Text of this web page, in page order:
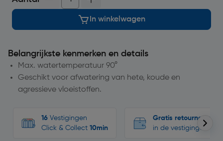
In winkelwagen
Belangrijkste kenmerken en details
Max. watertemperatuur 90°
Geschikt voor afwatering van hete, koude en
agressieve vloeistoffen.
16 Vestigingen
Click & Collect 10min
Gratis retourneren
in de vestigingen